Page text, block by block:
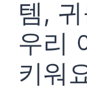
템,
우리
키워